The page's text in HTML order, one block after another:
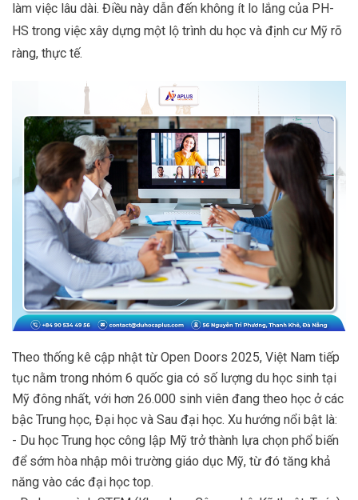
làm việc lâu dài. Điều này dẫn đến không ít lo lắng của PH-
HS trong việc xây dựng một lộ trình du học và định cư Mỹ rõ
ràng, thực tế.
Theo thống kê cập nhật từ Open Doors 2025, Việt Nam tiếp
tục nằm trong nhóm 6 quốc gia có số lượng du học sinh tại
Mỹ đông nhất, với hơn 26.000 sinh viên đang theo học ở các
bậc Trung học, Đại học và Sau đại học. Xu hướng nổi bật là:
- Du học Trung học công lập Mỹ trở thành lựa chọn phổ biến
để sớm hòa nhập môi trường giáo dục Mỹ, từ đó tăng khả
năng vào các đại học top.